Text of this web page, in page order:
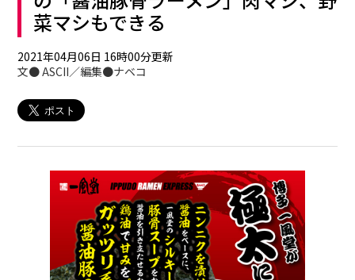
菜マシもできる
2021年04月06日 16時00分更新
文● ASCII／編集●ナベコ